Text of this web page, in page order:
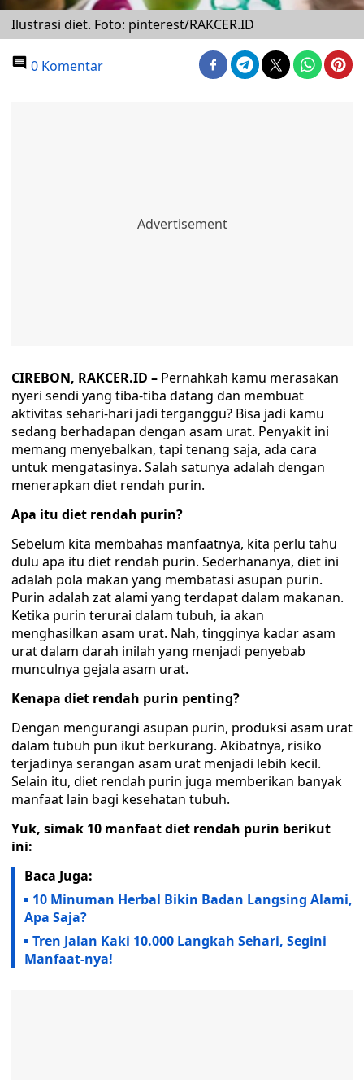
Ilustrasi diet. Foto: pinterest/RAKCER.ID
0 Komentar
CIREBON, RAKCER.ID – Pernahkah kamu merasakan
nyeri sendi yang tiba-tiba datang dan membuat
aktivitas sehari-hari jadi terganggu? Bisa jadi kamu
sedang berhadapan dengan asam urat. Penyakit ini
memang menyebalkan, tapi tenang saja, ada cara
untuk mengatasinya. Salah satunya adalah dengan
menerapkan diet rendah purin.
Apa itu diet rendah purin?
Sebelum kita membahas manfaatnya, kita perlu tahu
dulu apa itu diet rendah purin. Sederhananya, diet ini
adalah pola makan yang membatasi asupan purin.
Purin adalah zat alami yang terdapat dalam makanan.
Ketika purin terurai dalam tubuh, ia akan
menghasilkan asam urat. Nah, tingginya kadar asam
urat dalam darah inilah yang menjadi penyebab
munculnya gejala asam urat.
Kenapa diet rendah purin penting?
Dengan mengurangi asupan purin, produksi asam urat
dalam tubuh pun ikut berkurang. Akibatnya, risiko
terjadinya serangan asam urat menjadi lebih kecil.
Selain itu, diet rendah purin juga memberikan banyak
manfaat lain bagi kesehatan tubuh.
Yuk, simak 10 manfaat diet rendah purin berikut
ini:
Baca Juga:
10 Minuman Herbal Bikin Badan Langsing Alami,
Apa Saja?
Tren Jalan Kaki 10.000 Langkah Sehari, Segini
Manfaat-nya!